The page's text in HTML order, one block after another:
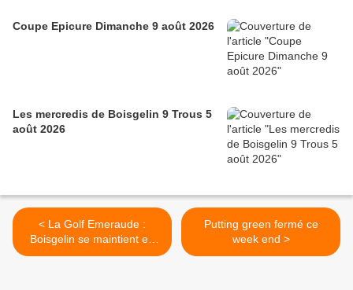
Coupe Epicure Dimanche 9 août 2026
Les mercredis de Boisgelin 9 Trous 5
août 2026
< La Golf Emeraude :
Boisgelin se maintient en
haut du classement.
Putting green fermé ce
week end >